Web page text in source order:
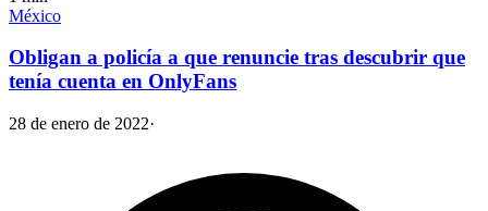
México
Obligan a policía a que renuncie tras descubrir que
tenía cuenta en OnlyFans
28 de enero de 2022·